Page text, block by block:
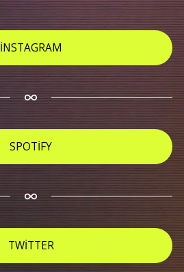
İNSTAGRAM
SPOTİFY
TWİTTER